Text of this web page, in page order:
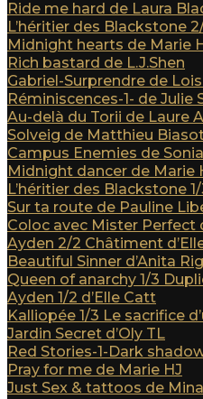
Ride me hard de Laura
L’héritier des Blackstone
Midnight hearts de Marie
Rich bastard de L.J.Shen
Gabriel-Surprendre de
Réminiscences-1- de Julie
Au-delà du Torii de Laure
Solveig de Matthieu
Campus Enemies de
Midnight dancer de Marie
L’héritier des Blackstone
Sur ta route de Pauline
Coloc avec Mister Perfect
Ayden 2/2 Châtiment
Beautiful Sinner d’Anita
Queen of anarchy 1/3
Ayden 1/2 d’Elle Catt
Kalliopée 1/3 Le sacrifice
Jardin Secret d’Oly TL
Red Stories-1-Dark
Pray for me de Marie HJ
Just Sex & tattoos de